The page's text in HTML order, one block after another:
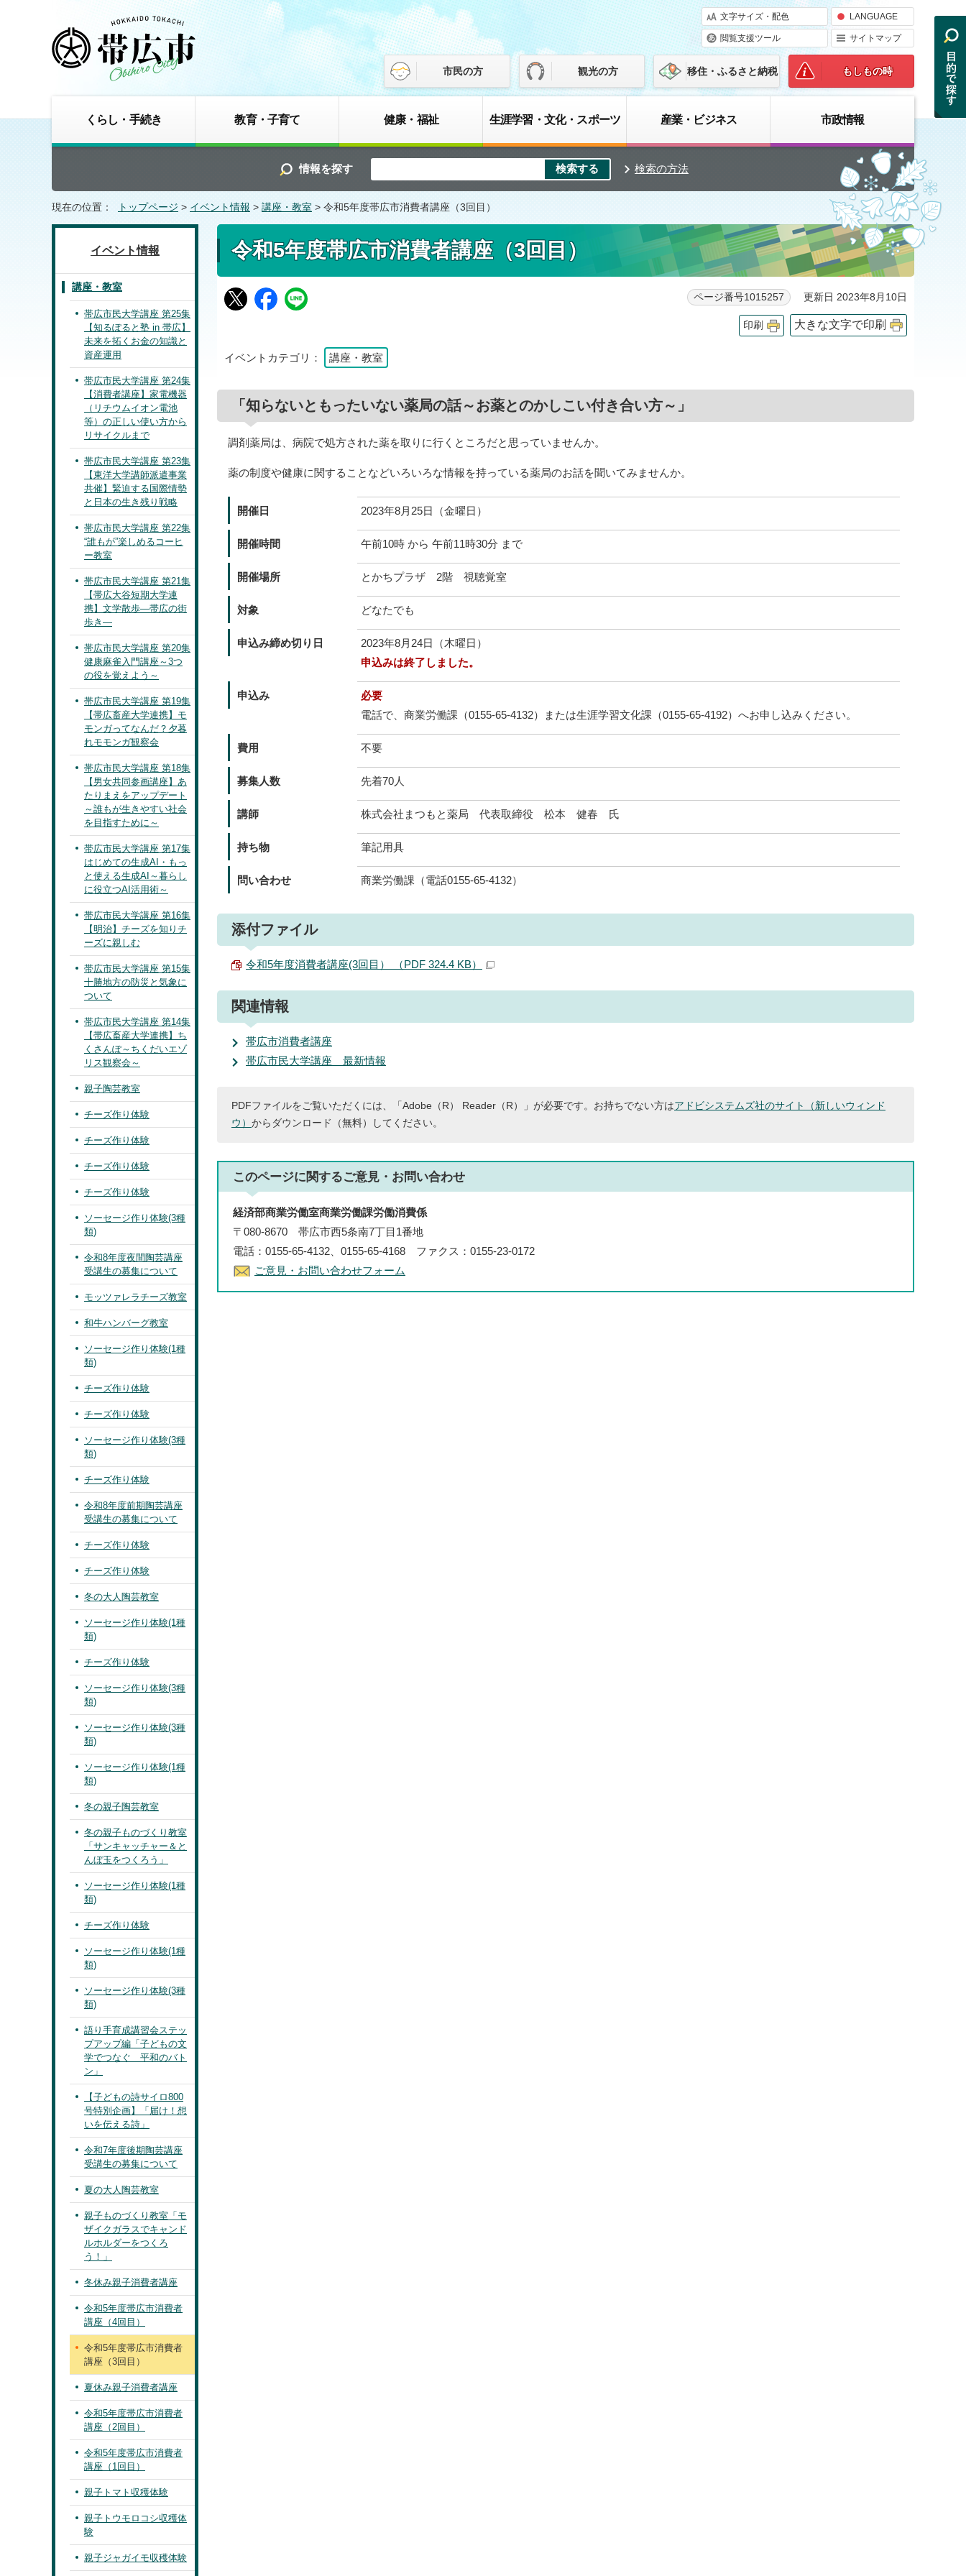
文字サイズ・配色 LANGUAGE
閲覧支援ツール サイトマップ
市民の方 観光の方 移住・ふるさと納税 もしもの時
くらし・手続き 教育・子育て 健康・福祉 生涯学習・文化・スポーツ 産業・ビジネス 市政情報
情報を探す 検索の方法
現在の位置： トップページ > イベント情報 > 講座・教室 > 令和5年度帯広市消費者講座（3回目）
令和5年度帯広市消費者講座（3回目）
ページ番号1015257 更新日 2023年8月10日
印刷 大きな文字で印刷
イベントカテゴリ： 講座・教室
「知らないともったいない薬局の話～お薬とのかしこい付き合い方～」
調剤薬局は、病院で処方された薬を取りに行くところだと思っていませんか。
薬の制度や健康に関することなどいろいろな情報を持っている薬局のお話を聞いてみませんか。
開催日 2023年8月25日（金曜日）
開催時間 午前10時 から 午前11時30分 まで
開催場所 とかちプラザ 2階 視聴覚室
対象 どなたでも
申込み締め切り日
2023年8月24日（木曜日）
申込みは終了しました。
申込み
必要
電話で、商業労働課（0155-65-4132）または生涯学習文化課（0155-65-4192）へお申し込みください。
費用 不要
募集人数 先着70人
講師 株式会社まつもと薬局 代表取締役 松本 健春 氏
持ち物 筆記用具
問い合わせ 商業労働課（電話0155-65-4132）
添付ファイル
令和5年度消費者講座(3回目） （PDF 324.4 KB）
関連情報
帯広市消費者講座
帯広市民大学講座 最新情報
PDFファイルをご覧いただくには、「Adobe（R） Reader（R）」が必要です。お持ちでない方はアドビシステムズ社のサイト（新しいウィンド
ウ） からダウンロード（無料）してください。
このページに関するご意見・お問い合わせ
経済部商業労働室商業労働課労働消費係
〒080-8670 帯広市西5条南7丁目1番地
電話：0155-65-4132、0155-65-4168 ファクス：0155-23-0172
ご意見・お問い合わせフォーム
イベント情報
講座・教室
帯広市民大学講座 第25集
【知るぽると塾 in 帯広】
未来を拓くお金の知識と
資産運用
帯広市民大学講座 第24集
【消費者講座】家電機器
（リチウムイオン電池
等）の正しい使い方から
リサイクルまで
帯広市民大学講座 第23集
【東洋大学講師派遣事業
共催】緊迫する国際情勢
と日本の生き残り戦略
帯広市民大学講座 第22集
“誰もが”楽しめるコーヒ
ー教室
帯広市民大学講座 第21集
【帯広大谷短期大学連
携】文学散歩―帯広の街
歩き―
帯広市民大学講座 第20集
健康麻雀入門講座～3つ
の役を覚えよう～
帯広市民大学講座 第19集
【帯広畜産大学連携】モ
モンガってなんだ？夕暮
れモモンガ観察会
帯広市民大学講座 第18集
【男女共同参画講座】あ
たりまえをアップデート
～誰もが生きやすい社会
を目指すために～
帯広市民大学講座 第17集
はじめての生成AI・もっ
と使える生成AI～暮らし
に役立つAI活用術～
帯広市民大学講座 第16集
【明治】チーズを知りチ
ーズに親しむ
帯広市民大学講座 第15集
十勝地方の防災と気象に
ついて
帯広市民大学講座 第14集
【帯広畜産大学連携】ち
くさんぽ～ちくだいエゾ
リス観察会～
親子陶芸教室
チーズ作り体験
チーズ作り体験
チーズ作り体験
チーズ作り体験
ソーセージ作り体験(3種
類)
令和8年度夜間陶芸講座
受講生の募集について
モッツァレラチーズ教室
和牛ハンバーグ教室
ソーセージ作り体験(1種
類)
チーズ作り体験
チーズ作り体験
ソーセージ作り体験(3種
類)
チーズ作り体験
令和8年度前期陶芸講座
受講生の募集について
チーズ作り体験
チーズ作り体験
冬の大人陶芸教室
ソーセージ作り体験(1種
類)
チーズ作り体験
ソーセージ作り体験(3種
類)
ソーセージ作り体験(3種
類)
ソーセージ作り体験(1種
類)
冬の親子陶芸教室
冬の親子ものづくり教室
「サンキャッチャー＆と
んぼ玉をつくろう」
ソーセージ作り体験(1種
類)
チーズ作り体験
ソーセージ作り体験(1種
類)
ソーセージ作り体験(3種
類)
語り手育成講習会ステッ
プアップ編「子どもの文
学でつなぐ 平和のバト
ン」
【子どもの詩サイロ800
号特別企画】「届け！想
いを伝える詩」
令和7年度後期陶芸講座
受講生の募集について
夏の大人陶芸教室
親子ものづくり教室「モ
ザイクガラスでキャンド
ルホルダーをつくろ
う！」
冬休み親子消費者講座
令和5年度帯広市消費者
講座（4回目）
令和5年度帯広市消費者
講座（3回目）
夏休み親子消費者講座
令和5年度帯広市消費者
講座（2回目）
令和5年度帯広市消費者
講座（1回目）
親子トマト収穫体験
親子トウモロコシ収穫体
験
親子ジャガイモ収穫体験